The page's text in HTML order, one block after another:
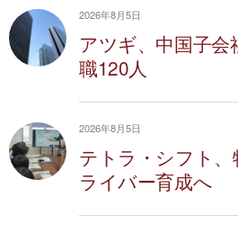
2026年8月5日
アツギ、中国子会
職120人
2026年8月5日
テトラ・シフト、
ライバー育成へ